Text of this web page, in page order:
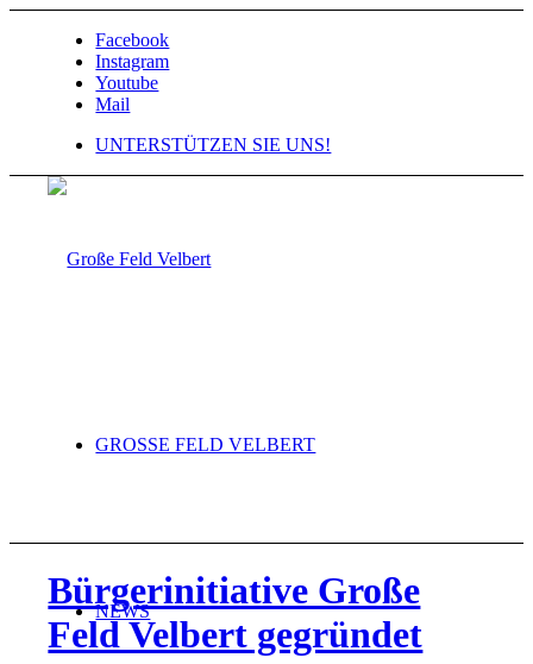
Facebook
Instagram
Youtube
Mail
UNTERSTÜTZEN SIE UNS!
GROSSE FELD VELBERT
NEWS
Bürgerinitiative Große
Feld Velbert gegründet